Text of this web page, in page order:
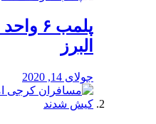
پلمب
البرز
جولای 14, 2020